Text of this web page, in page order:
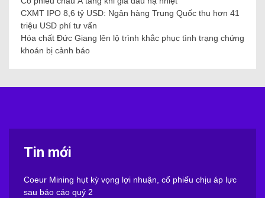
CXMT IPO 8,6 tỷ USD: Ngân hàng Trung Quốc thu hơn 41
triệu USD phí tư vấn
Hóa chất Đức Giang lên lộ trình khắc phục tình trạng chứng
khoán bị cảnh báo
Tin mới
Coeur Mining hụt kỳ vọng lợi nhuận, cổ phiếu chịu áp lực
sau báo cáo quý 2